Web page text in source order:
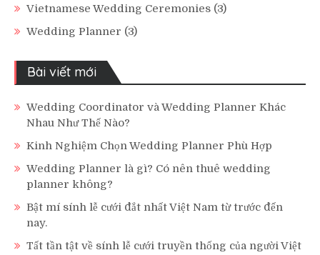
Vietnamese Wedding Ceremonies (3)
Wedding Planner (3)
Bài viết mới
Wedding Coordinator và Wedding Planner Khác
Nhau Như Thế Nào?
Kinh Nghiệm Chọn Wedding Planner Phù Hợp
Wedding Planner là gì? Có nên thuê wedding
planner không?
Bật mí sính lễ cưới đắt nhất Việt Nam từ trước đến
nay.
Tất tần tật về sính lễ cưới truyền thống của người Việt